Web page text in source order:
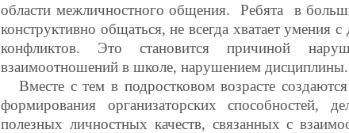
области межличностного общения. Ребята в
конструктивно общаться, не всегда хватает умения
конфликтов. Это становится причиной
взаимоотношений в школе, нарушением дисциплины.
Вместе с тем в подростковом возрасте
формирования организаторских способностей,
полезных личностных качеств, связанных с